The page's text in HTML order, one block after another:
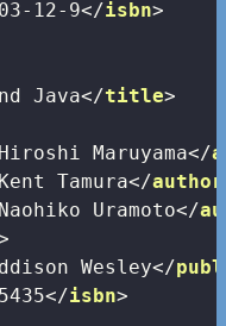
12-9</isbn>
Java</title>
Hiroshi Maruyama</
Kent Tamura</author
Naohiko Uramoto</
Wesley</
</isbn>